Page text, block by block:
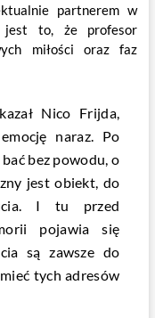
partnerem w
jest to, że profesor
miłości oraz faz
Nico Frijda,
naraz. Po
bez powodu, o
jest obiekt, do
I tu przed
pojawia się
są zawsze do
tych adresów